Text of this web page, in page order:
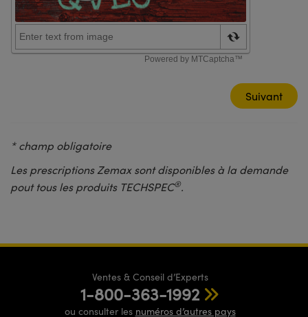
* champ obligatoire
Les prescriptions Zemax sont disponibles à la demande
pout tous les produits TECHSPEC®.
Ventes & Conseil d’Experts
1-800-363-1992
ou consulter les numéros d’autres pays